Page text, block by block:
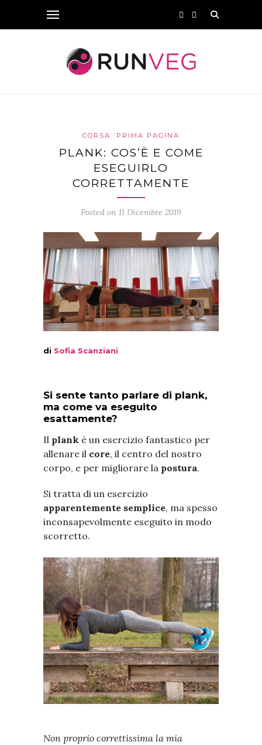
CORSA PRIMA PAGINA
PLANK: COS’È E COME
ESEGUIRLO
CORRETTAMENTE
Posted on 11 Dicembre 2019
di Sofia Scanziani
Si sente tanto parlare di plank,
ma come va eseguito
esattamente?
Il plank è un esercizio fantastico per
allenare il core, il centro del nostro
corpo, e per migliorare la postura.
Si tratta di un esercizio
apparentemente semplice, ma spesso
inconsapevolmente eseguito in modo
scorretto.
Non proprio correttissima la mia